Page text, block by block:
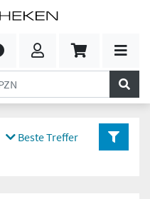
Beste Treffer